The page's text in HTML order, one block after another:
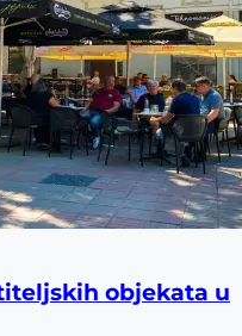
objekata u